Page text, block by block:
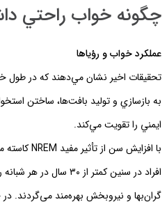
چگونه خواب راحتي
عملكرد خواب و رؤياها
به بازسازي و توليد بافت‌ها، ساختن
ايمني را تقويت مي‌كند.
با افزايش سن از تأثير مفيد NREM كاسته مي‌شود: